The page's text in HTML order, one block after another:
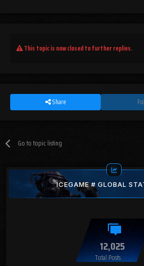
This topic is now closed to further replies.
Share
Go to topic listing
ICEGAME # GLOBAL
12,025
Total Posts